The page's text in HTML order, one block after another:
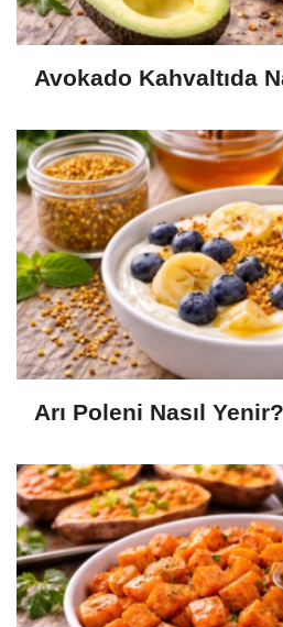
Avokado Kahvaltıda
Arı Poleni Nasıl Yenir?